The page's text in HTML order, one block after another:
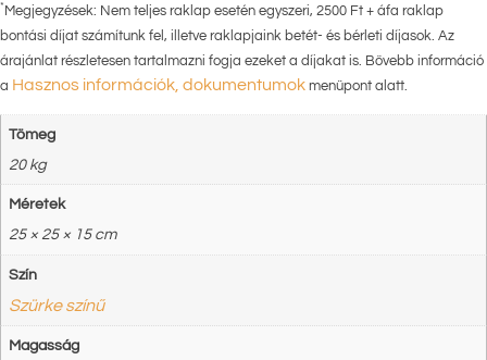
* Megjegyzések: Nem teljes raklap esetén egyszeri, 2500 Ft + áfa raklap
bontási díjat számítunk fel, illetve raklapjaink betét- és bérleti díjasok. Az
árajánlat részletesen tartalmazni fogja ezeket a díjakat is. Bővebb információ
a Hasznos információk, dokumentumok menüpont alatt.
Tömeg
20 kg
Méretek
25 × 25 × 15 cm
Szín
Szürke színű
Magasság